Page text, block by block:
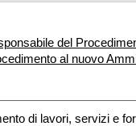
del
al nuovo
di lavori, servizi e